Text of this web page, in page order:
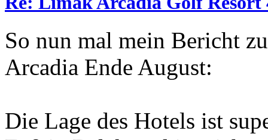
So nun mal mein Bericht
Arcadia Ende August:
Die Lage des Hotels ist